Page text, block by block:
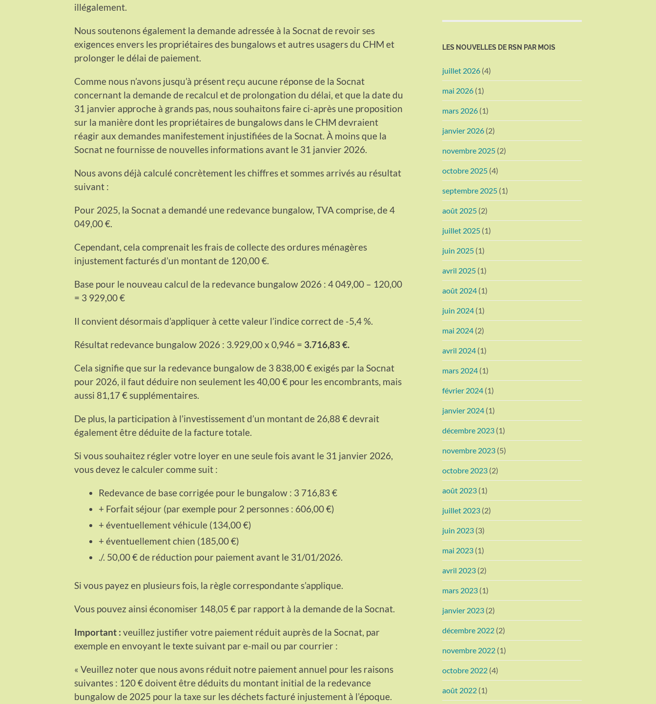
illégalement.
Nous soutenons également la demande adressée à la Socnat de revoir ses
exigences envers les propriétaires des bungalows et autres usagers du CHM et
prolonger le délai de paiement.
Comme nous n’avons jusqu’à présent reçu aucune réponse de la Socnat
concernant la demande de recalcul et de prolongation du délai, et que la date du
31 janvier approche à grands pas, nous souhaitons faire ci-après une proposition
sur la manière dont les propriétaires de bungalows dans le CHM devraient
réagir aux demandes manifestement injustifiées de la Socnat. À moins que la
Socnat ne fournisse de nouvelles informations avant le 31 janvier 2026.
Nous avons déjà calculé concrètement les chiffres et sommes arrivés au résultat
suivant :
Pour 2025, la Socnat a demandé une redevance bungalow, TVA comprise, de 4
049,00 €.
Cependant, cela comprenait les frais de collecte des ordures ménagères
injustement facturés d’un montant de 120,00 €.
Base pour le nouveau calcul de la redevance bungalow 2026 : 4 049,00 – 120,00
= 3 929,00 €
Il convient désormais d’appliquer à cette valeur l’indice correct de -5,4 %.
Résultat redevance bungalow 2026 : 3.929,00 x 0,946 = 3.716,83 €.
Cela signifie que sur la redevance bungalow de 3 838,00 € exigés par la Socnat
pour 2026, il faut déduire non seulement les 40,00 € pour les encombrants, mais
aussi 81,17 € supplémentaires.
De plus, la participation à l’investissement d’un montant de 26,88 € devrait
également être déduite de la facture totale.
Si vous souhaitez régler votre loyer en une seule fois avant le 31 janvier 2026,
vous devez le calculer comme suit :
Redevance de base corrigée pour le bungalow : 3 716,83 €
+ Forfait séjour (par exemple pour 2 personnes : 606,00 €)
+ éventuellement véhicule (134,00 €)
+ éventuellement chien (185,00 €)
./. 50,00 € de réduction pour paiement avant le 31/01/2026.
Si vous payez en plusieurs fois, la règle correspondante s’applique.
Vous pouvez ainsi économiser 148,05 € par rapport à la demande de la Socnat.
Important : veuillez justifier votre paiement réduit auprès de la Socnat, par
exemple en envoyant le texte suivant par e-mail ou par courrier :
« Veuillez noter que nous avons réduit notre paiement annuel pour les raisons
suivantes : 120 € doivent être déduits du montant initial de la redevance
bungalow de 2025 pour la taxe sur les déchets facturé injustement à l’époque.
LES NOUVELLES DE RSN PAR MOIS
juillet 2026 (4)
mai 2026 (1)
mars 2026 (1)
janvier 2026 (2)
novembre 2025 (2)
octobre 2025 (4)
septembre 2025 (1)
août 2025 (2)
juillet 2025 (1)
juin 2025 (1)
avril 2025 (1)
août 2024 (1)
juin 2024 (1)
mai 2024 (2)
avril 2024 (1)
mars 2024 (1)
février 2024 (1)
janvier 2024 (1)
décembre 2023 (1)
novembre 2023 (5)
octobre 2023 (2)
août 2023 (1)
juillet 2023 (2)
juin 2023 (3)
mai 2023 (1)
avril 2023 (2)
mars 2023 (1)
janvier 2023 (2)
décembre 2022 (2)
novembre 2022 (1)
octobre 2022 (4)
août 2022 (1)